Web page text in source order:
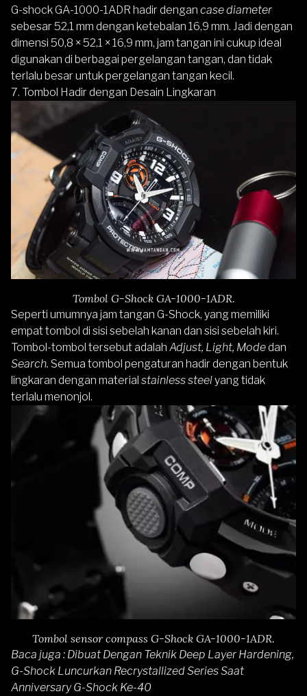
G-shock GA-1000-1ADR hadir dengan case diameter
sebesar 52,1 mm dengan ketebalan 16,9 mm. Jadi dengan
dimensi 50,8 × 52,1 × 16,9 mm, jam tangan ini cukup ideal
digunakan di berbagai pergelangan tangan, dan tidak
terlalu besar untuk pergelangan tangan kecil.
7. Tombol Hadir dengan Desain Lingkaran
Tombol G-Shock GA-1000-1ADR.
Seperti umumnya jam tangan G-Shock, yang memiliki
empat tombol di sisi sebelah kanan dan sisi sebelah kiri.
Tombol-tombol tersebut adalah Adjust, Light, Modedan
Search. Semua tombol pengaturan hadir dengan bentuk
lingkaran dengan material stainless steelyang tidak
terlalu menonjol.
Tombol sensor compass G-Shock GA-1000-1ADR.
Baca juga : Dibuat Dengan Teknik Deep Layer Hardening,
G-Shock Luncurkan Recrystallized Series Saat
Anniversary G-Shock Ke-40